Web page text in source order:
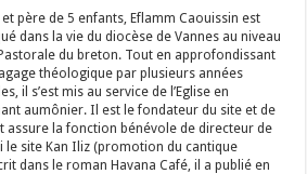
et père de 5 enfants, Eflamm Caouissin est
dans la vie du diocèse de Vannes au niveau
du breton. Tout en approfondissant
théologique par plusieurs années
il s’est mis au service de l’Eglise en
aumônier. Il est le fondateur du site et de
assure la fonction bénévole de directeur de
le site Kan Iliz (promotion du cantique
dans le roman Havana Café, il a publié en